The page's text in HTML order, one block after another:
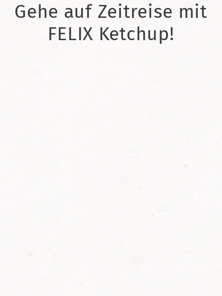
Gehe auf Zeitreise mit
FELIX Ketchup!